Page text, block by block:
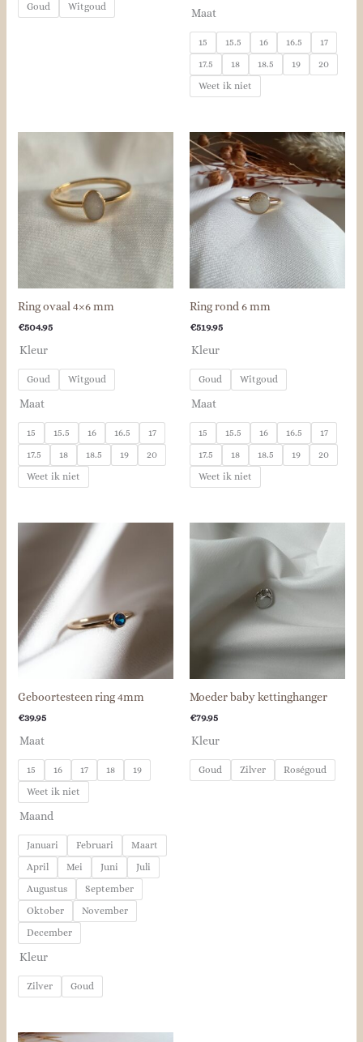
Goud Witgoud Maat
15 15.5 16 16.5
17
17.5
18 18.5 19
20
Weet ik niet
Ring ovaal 4×6 mm
€504.95
Kleur
Goud Witgoud
Maat
15 15.5 16 16.5
17
17.5
18 18.5 19
20
Weet ik niet
Ring rond 6 mm
€519.95
Kleur
Goud Witgoud
Maat
15 15.5 16 16.5
17
17.5
18 18.5 19
20
Weet ik niet
Geboortesteen ring 4mm
€39.95
Maat
15 16 17 18
19
Weet ik niet
Maand
Januari Februari
Maart
April
Mei Juni
Juli
Augustus
September
Oktober
November
December
Kleur
Zilver Goud
Moeder baby kettinghanger
€79.95
Kleur
Goud Zilver Roségoud